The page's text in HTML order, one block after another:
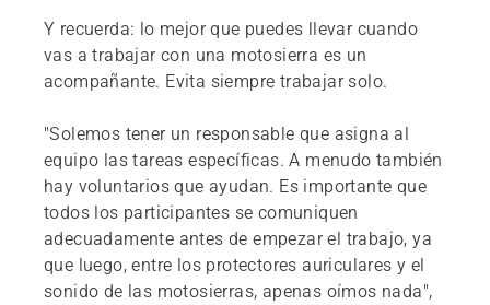
Y recuerda: lo mejor que puedes llevar cuando
vas a trabajar con una motosierra es un
acompañante. Evita siempre trabajar solo.
"Solemos tener un responsable que asigna al
equipo las tareas específicas. A menudo también
hay voluntarios que ayudan. Es importante que
todos los participantes se comuniquen
adecuadamente antes de empezar el trabajo, ya
que luego, entre los protectores auriculares y el
sonido de las motosierras, apenas oímos nada",